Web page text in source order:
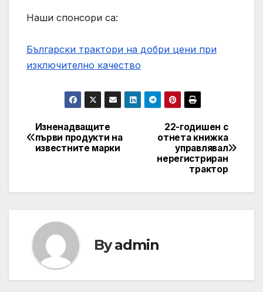
Наши спонсори са:
Български трактори на добри цени при
изключително качество
Post
navigation
22-годишен с
отнета книжка
управлявал
нерегистриран
трактор
Изненадващите
първи продукти на
известните марки
Byadmin